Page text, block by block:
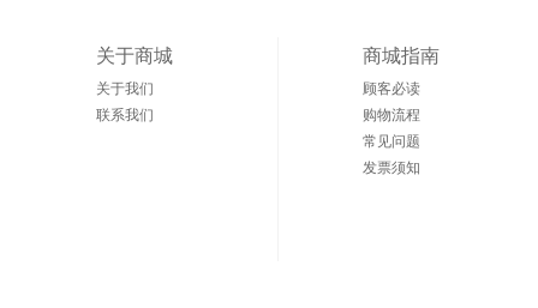
关于商城
关于我们
联系我们
商城指南
顾客必读
购物流程
常见问题
发票须知